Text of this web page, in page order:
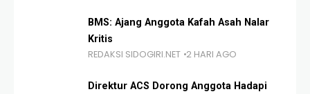
BMS: Ajang Anggota Kafah Asah Nalar
Kritis
REDAKSI SIDOGIRI.NET 2 HARI AGO
Direktur ACS Dorong Anggota Hadapi